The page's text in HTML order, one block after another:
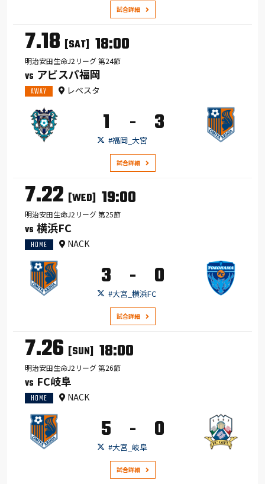
試合詳細
7.18 [SAT] 18:00
明治安田生命J2リーグ 第24節
VS アビスパ福岡
AWAY レベスタ
1 - 3
#福岡_大宮
試合詳細
7.22 [WED] 19:00
明治安田生命J2リーグ 第25節
VS 横浜FC
HOME NACK
3 - 0
#大宮_横浜FC
試合詳細
7.26 [SUN] 18:00
明治安田生命J2リーグ 第26節
VS FC岐阜
HOME NACK
5 - 0
#大宮_岐阜
試合詳細